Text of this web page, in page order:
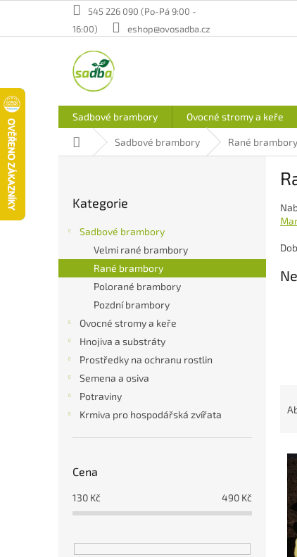
545 226 090 (Po-Pá 9:00 -
16:00)
eshop@ovosadba.cz
Sadbové brambory Ovocné stromy a keře
Domů Sadbové brambory Rané brambory
n
kategorie
Kategorie
Sadbové brambory
Velmi rané brambory
Rané brambory
Polorané brambory
Pozdní brambory
Ovocné stromy a keře
Hnojiva a substráty
Prostředky na ochranu rostlin
Semena a osiva
Potraviny
Krmiva pro hospodářská zvířata
Cena
130 Kč 490 Kč
n
p
V
p
p